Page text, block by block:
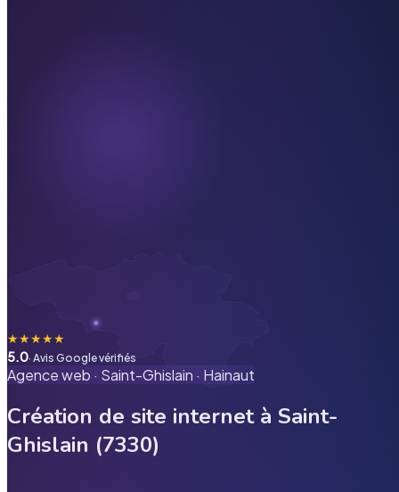
★★★★★
5.0· Avis Google vérifiés
Agence web · Saint-Ghislain · Hainaut
Création de site internet à Saint-
Ghislain (7330)